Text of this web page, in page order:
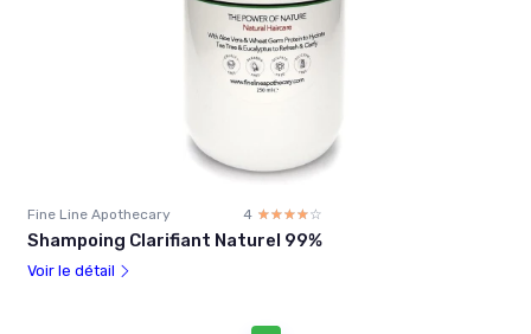
Fine Line Apothecary 4 ☆☆☆☆☆
★★★★★
Shampoing Clarifiant Naturel 99%
Voir le détail